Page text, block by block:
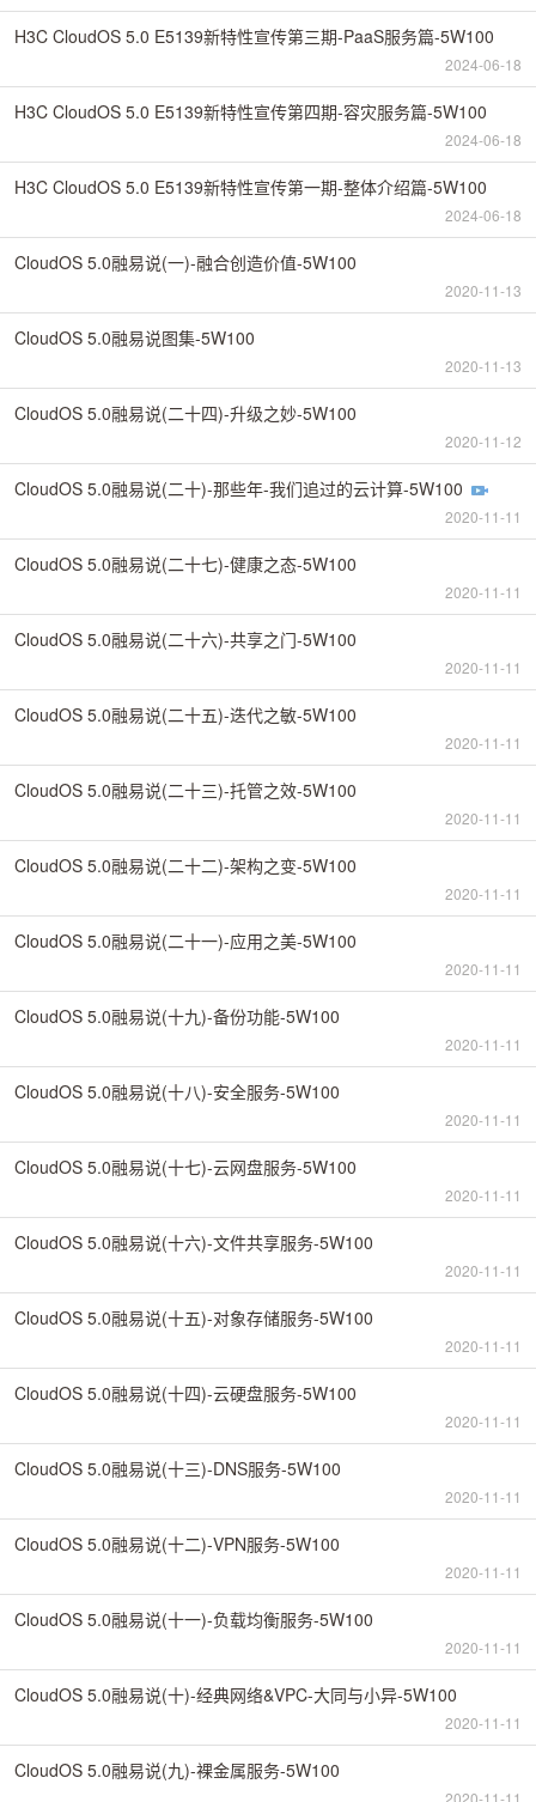
H3C CloudOS 5.0 E5139新特性宣传第三期-PaaS服务篇-5W100
2024-06-18
H3C CloudOS 5.0 E5139新特性宣传第四期-容灾服务篇-5W100
2024-06-18
H3C CloudOS 5.0 E5139新特性宣传第一期-整体介绍篇-5W100
2024-06-18
CloudOS 5.0融易说(一)-融合创造价值-5W100
2020-11-13
CloudOS 5.0融易说图集-5W100
2020-11-13
CloudOS 5.0融易说(二十四)-升级之妙-5W100
2020-11-12
CloudOS 5.0融易说(二十)-那些年-我们追过的云计算-5W100
2020-11-11
CloudOS 5.0融易说(二十七)-健康之态-5W100
2020-11-11
CloudOS 5.0融易说(二十六)-共享之门-5W100
2020-11-11
CloudOS 5.0融易说(二十五)-迭代之敏-5W100
2020-11-11
CloudOS 5.0融易说(二十三)-托管之效-5W100
2020-11-11
CloudOS 5.0融易说(二十二)-架构之变-5W100
2020-11-11
CloudOS 5.0融易说(二十一)-应用之美-5W100
2020-11-11
CloudOS 5.0融易说(十九)-备份功能-5W100
2020-11-11
CloudOS 5.0融易说(十八)-安全服务-5W100
2020-11-11
CloudOS 5.0融易说(十七)-云网盘服务-5W100
2020-11-11
CloudOS 5.0融易说(十六)-文件共享服务-5W100
2020-11-11
CloudOS 5.0融易说(十五)-对象存储服务-5W100
2020-11-11
CloudOS 5.0融易说(十四)-云硬盘服务-5W100
2020-11-11
CloudOS 5.0融易说(十三)-DNS服务-5W100
2020-11-11
CloudOS 5.0融易说(十二)-VPN服务-5W100
2020-11-11
CloudOS 5.0融易说(十一)-负载均衡服务-5W100
2020-11-11
CloudOS 5.0融易说(十)-经典网络&VPC-大同与小异-5W100
2020-11-11
CloudOS 5.0融易说(九)-裸金属服务-5W100
2020-11-11